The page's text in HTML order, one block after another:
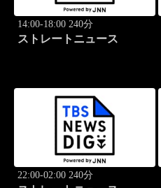
14:00-18:00 240分
ストレートニュース
22:00-02:00 240分